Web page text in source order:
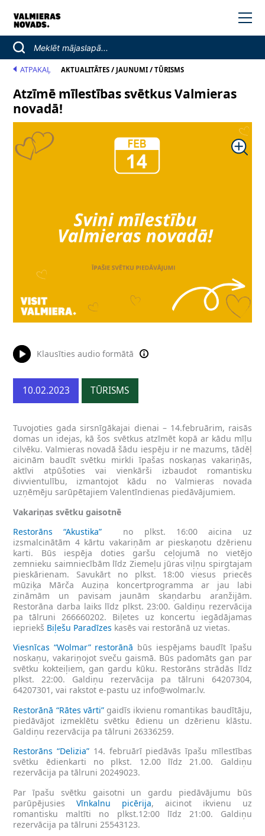
ATPAKAĻ AKTUALITĀTES/ JAUNUMI/ TŪRISMS
Atzīmē mīlestības svētkus Valmieras
novadā!
Klausīties audio formātā
10.02.2023 TŪRISMS
Tuvojoties gada sirsnīgākajai dienai – 14.februārim, raisās
domas un idejas, kā šos svētkus atzīmēt kopā ar kādu mīļu
cilvēku. Valmieras novadā šādu iespēju ir ne mazums, tādēļ
aicinām baudīt svētku mirkli īpašas noskaņas vakariņās,
aktīvi atpūšoties vai vienkārši izbaudot romantisku
divvientulību, izmantojot kādu no Valmieras novada
uzņēmēju sarūpētajiem Valentīndienas piedāvājumiem.
Vakariņas svētku gaisotnē
Restorāns “Akustika” no plkst. 16:00 aicina uz
izsmalcinātām 4 kārtu vakariņām ar pieskaņotu dzērienu
karti. Būs iespēja doties garšu ceļojumā no vietējo
zemnieku saimniecībām līdz Ziemeļu jūras viļņu spirgtajam
pieskārienam. Savukārt no plkst. 18:00 viesus priecēs
mūziķa Mārča Auziņa koncertprogramma ar jau labi
zināmām un pavisam jaunām skaņdarbu aranžijām.
Restorāna darba laiks līdz plkst. 23:00. Galdiņu rezervācija
pa tālruni 266660202. Biļetes uz koncertu iegādājamas
iepriekš Biļešu Paradīzes kasēs vai restorānā uz vietas.
Viesnīcas “Wolmar” restorānā būs iespējams baudīt īpašu
noskaņu, vakariņojot sveču gaismā. Būs padomāts gan par
svētku kokteiļiem, gan gardu kūku. Restorāns strādās līdz
plkst. 22:00. Galdiņu rezervācija pa tālruni 64207304,
64207301, vai rakstot e-pastu uz info@wolmar.lv.
Restorānā “Rātes vārti”gaidīs ikvienu romantikas baudītāju,
piedāvājot izmeklētu svētku ēdienu un dzērienu klāstu.
Galdiņu rezervācija pa tālruni 26336259.
Restorāns “Delizia” 14. februārī piedāvās īpašu mīlestības
svētku ēdienkarti no plkst. 12.00 līdz 21.00. Galdiņu
rezervācija pa tālruni 20249023.
Par īpašu svētku gaisotni un gardu piedāvājumu būs
parūpējusiesVīnkalnu picērija, aicinot ikvienu uz
romantisku maltīti no plkst.12:00 līdz 21:00. Galdiņu
rezervācija pa tālruni 25543123.